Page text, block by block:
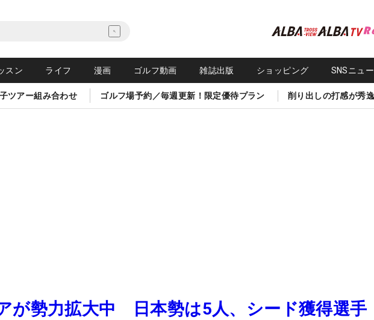
スン ライフ 漫画 ゴルフ動画 雑誌出版 ショッピング SNSニュ
ツアー組み合わせ ゴルフ場予約／毎週更新！限定優待プラン 削り出しの打感が秀
が勢力拡大中 日本勢は5人、シード獲得選手